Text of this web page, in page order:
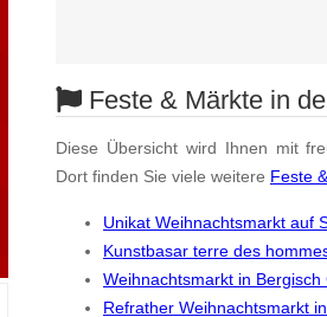
Feste & Märkte in
Diese Übersicht wird Ihnen mit
Dort finden Sie viele weitere Feste
Unikat Weihnachtsmarkt auf
Kunstbasar terre des
Weihnachtsmarkt in Bergisch
Refrather Weihnachtsmarkt